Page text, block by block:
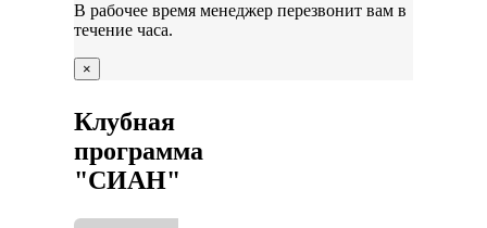
В рабочее время менеджер перезвонит вам в
течение часа.
×
Клубная
программа
"СИАН"